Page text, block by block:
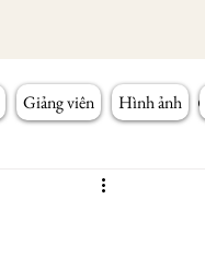
Giảng viên Hình ảnh